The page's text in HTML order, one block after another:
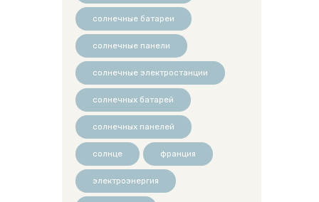
солнечные батареи
солнечные панели
солнечные электростанции
солнечных батарей
солнечных панелей
солнце франция
электроэнергия